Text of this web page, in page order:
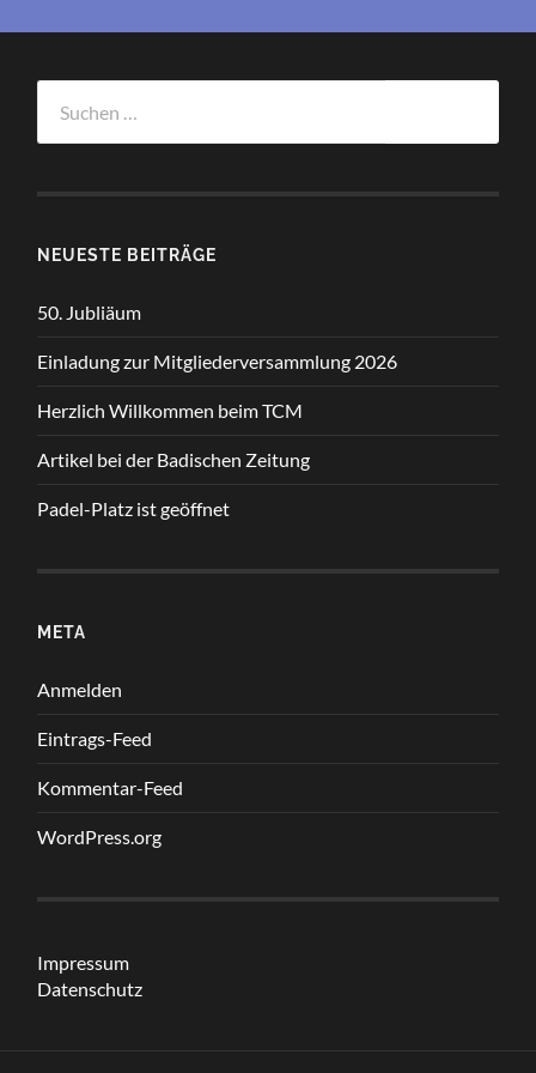
nach:
NEUESTE BEITRÄGE
50. Jubliäum
Einladung zur Mitgliederversammlung 2026
Herzlich Willkommen beim TCM
Artikel bei der Badischen Zeitung
Padel-Platz ist geöffnet
META
Anmelden
Eintrags-Feed
Kommentar-Feed
WordPress.org
Impressum
Datenschutz